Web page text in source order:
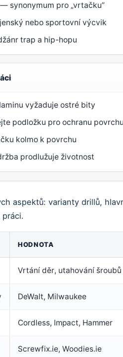
synonymum pro „vrtačku”
nebo sportovní výcvik
trap a hip-hopu
vyžaduje ostré bity
podložku pro ochranu
kolmo k povrchu
prodlužuje životnost
aspektů: varianty drillů,
HODNOTA
Vrtání děr, utahování šroubů
DeWalt, Milwaukee
Cordless, Impact, Hammer
Screwfix.ie, Woodies.ie